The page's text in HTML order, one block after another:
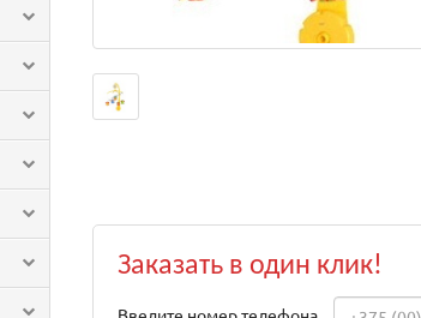
Заказать в один клик!